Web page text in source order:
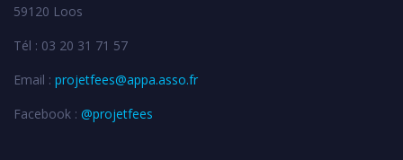
59120 Loos
Tél : 03 20 31 71 57
Email : projetfees@appa.asso.fr
Facebook : @projetfees